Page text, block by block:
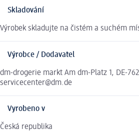
Skladování
Výrobek skladujte na čistém a suchém
Výrobce / Dodavatel
dm-drogerie markt Am dm-Platz 1, DE-
servicecenter@dm.de
Vyrobeno v
Česká republika